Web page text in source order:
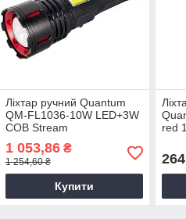
Ліхтар ручний Quantum
QM-FL1036-10W LED+3W
COB Stream
bank/магніт/1х26650/ЗП
Type-C) 18,5 см, Led
ліхтар
1 053,86₴
1 254,60 ₴
Купити
red